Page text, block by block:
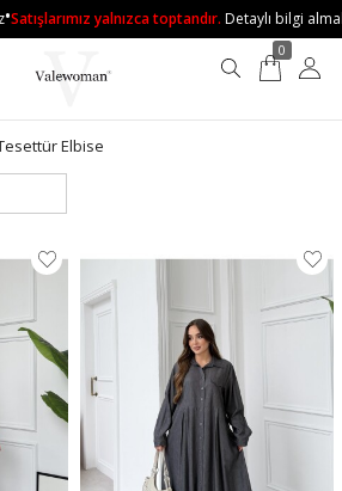
yalnızca toptandır.Detaylı bilgi almak
0
Elbise